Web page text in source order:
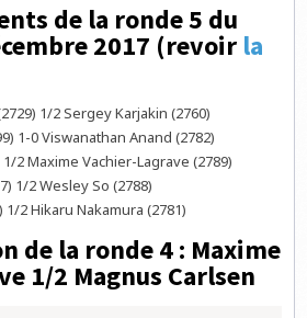
de la ronde 5 du
2017 (revoir la
1/2 Sergey Karjakin (2760)
1-0 Viswanathan Anand (2782)
2 Maxime Vachier-Lagrave (2789)
1/2 Wesley So (2788)
1/2 Hikaru Nakamura (2781)
de la ronde 4 : Maxime
1/2 Magnus Carlsen